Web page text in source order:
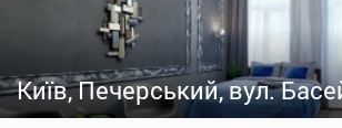
Київ, Печерський, вул.